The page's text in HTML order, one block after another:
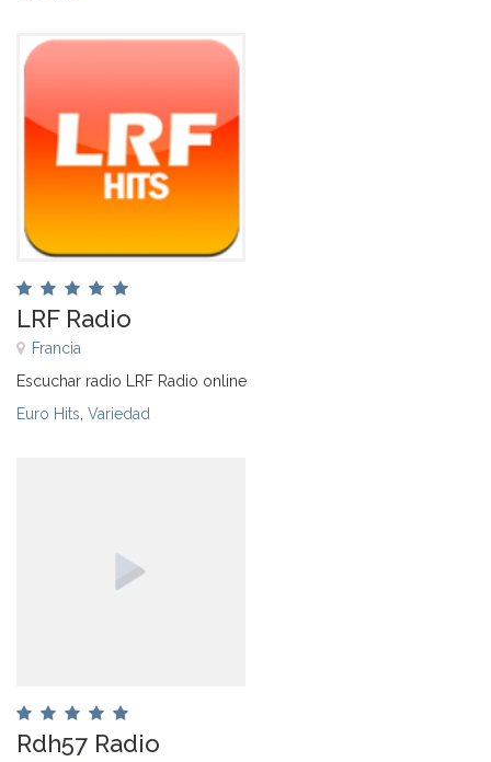
LRF Radio
Francia
Escuchar radio LRF Radio online
Euro Hits Variedad
Rdh57 Radio